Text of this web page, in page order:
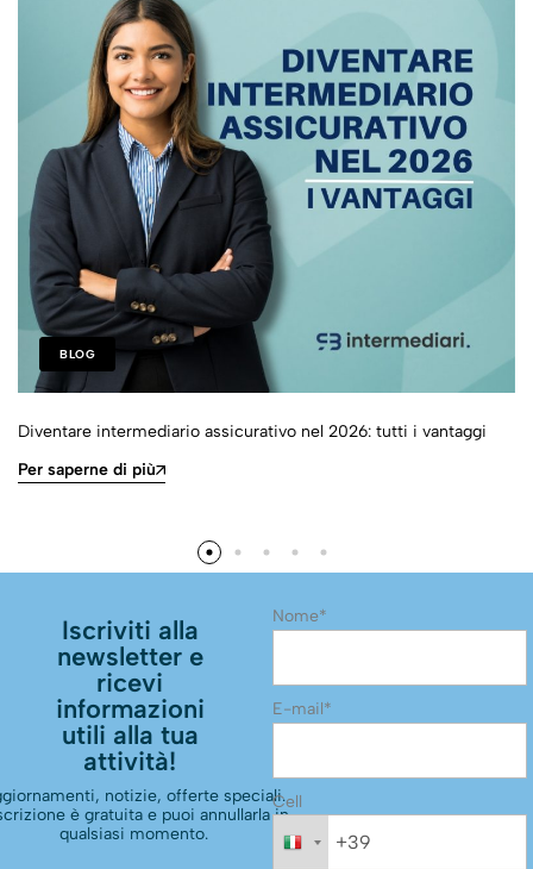
BLOG
Diventare intermediario assicurativo nel 2026: tutti i vantaggi
Per saperne di più
Iscriviti alla
newsletter e
ricevi
informazioni
utili alla tua
attività!
notizie, offerte speciali.
è gratuita e puoi annullarla in
qualsiasi momento.
Nome*
E-mail*
Cell